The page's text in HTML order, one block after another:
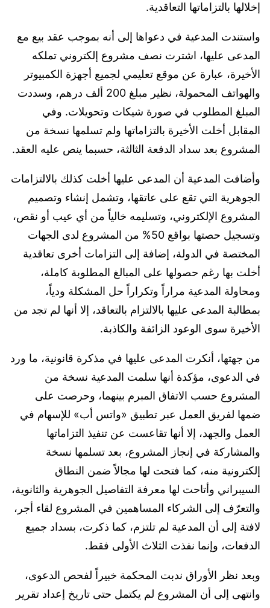
إخلالها بالتزاماتها التعاقدية.
واستندت المدعية في دعواها إلى أنه بموجب عقد بيع مع
المدعى عليها، اشترت نصف مشروع إلكتروني تملكه
الأخيرة، عبارة عن موقع تعليمي لجميع أجهزة الكمبيوتر
والهواتف المحمولة، نظير مبلغ 200 ألف درهم، وسددت
المبلغ المطلوب في صورة شيكات وتحويلات. وفي
المقابل أخلت الأخيرة بالتزاماتها ولم تسلمها نسخة من
المشروع بعد سداد الدفعة الثالثة، حسبما ينص عليه العقد.
وأضافت المدعية أن المدعى عليها أخلت كذلك بالالتزامات
الجوهرية التي تقع على عاتقها، وتشمل إنشاء وتصميم
المشروع الإلكتروني، وتسليمه خالياً من أي عيب أو نقص،
وتسجيل حصتها بواقع 50% من المشروع لدى الجهات
المختصة في الدولة، إضافة إلى التزامات أخرى تعاقدية
أخلت بها رغم حصولها على المبالغ المطلوبة كاملة،
ومحاولة المدعية مراراً وتكراراً حل المشكلة ودياً،
بمطالبة المدعى عليها بالالتزام بالتعاقد، إلا أنها لم تجد من
الأخيرة سوى الوعود الزائفة والكاذبة.
من جهتها، أنكرت المدعى عليها في مذكرة قانونية، ما ورد
في الدعوى، مؤكدة أنها سلمت المدعية نسخة من
المشروع حسب الاتفاق المبرم بينهما، وحرصت على
ضمها لفريق العمل عبر تطبيق «واتس أب» للإسهام في
العمل والجهد، إلا أنها تقاعست عن تنفيذ التزاماتها
والمشاركة في إنجاز المشروع، بعد تسلمها نسخة
إلكترونية منه، كما فتحت لها مجالاً ضمن النطاق
السيبراني وأتاحت لها معرفة التفاصيل الجوهرية والثانوية،
والتعرّف إلى الشركاء المساهمين في المشروع لقاء أجر،
لافتة إلى أن المدعية لم تلتزم، كما ذكرت، بسداد جميع
الدفعات، وإنما نفذت الثلاث الأولى فقط.
وبعد نظر الأوراق ندبت المحكمة خبيراً لفحص الدعوى،
وانتهى إلى أن المشروع لم يكتمل حتى تاريخ إعداد تقرير